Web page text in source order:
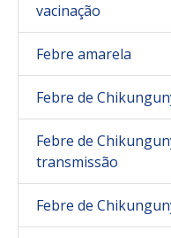
vacinação
Febre amarela
Febre de
Febre de
transmissão
Febre de